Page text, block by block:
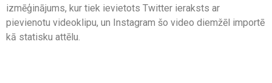
izmēģinājums, kur tiek ievietots Twitter ieraksts ar
pievienotu videoklipu, un Instagram šo video diemžēl importē
kā statisku attēlu.